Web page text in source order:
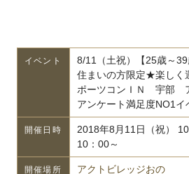
イベント
8/11（土祝）【25歳～
住まいの方限定★楽しく
ポーツコンＩＮ 宇部
アンケート満足度NO1イ
開催日時
2018年8月11日（祝）
10：00～
開催場所
アクトビレッジおの